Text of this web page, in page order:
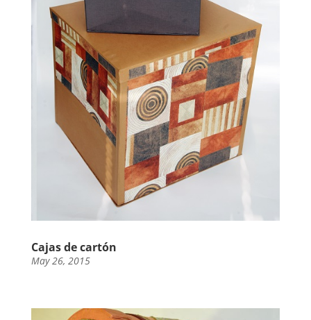
Cajas de cartón
May 26, 2015